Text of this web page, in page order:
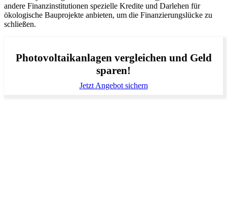
andere Finanzinstitutionen spezielle Kredite und Darlehen für
ökologische Bauprojekte anbieten, um die Finanzierungslücke zu
schließen.
Photovoltaikanlagen vergleichen und Geld
sparen!
Jetzt Angebot sichern